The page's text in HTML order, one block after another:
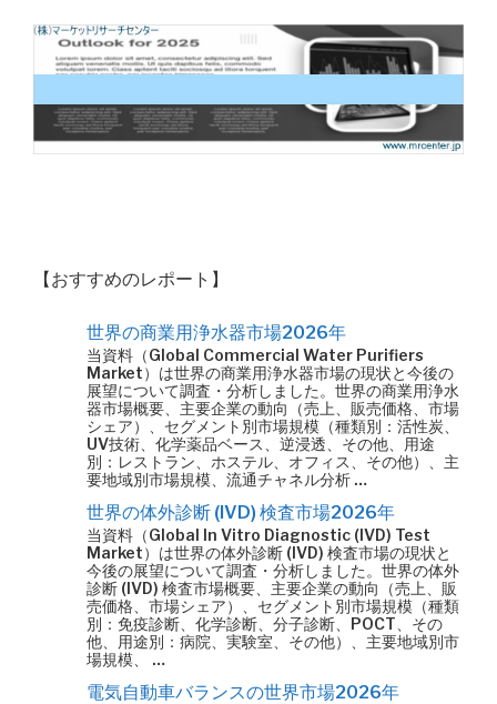
【おすすめのレポート】
世界の商業用浄水器市場2026年
当資料（Global Commercial Water Purifiers
Market）は世界の商業用浄水器市場の現状と今後の
展望について調査・分析しました。世界の商業用浄水
器市場概要、主要企業の動向（売上、販売価格、市場
シェア）、セグメント別市場規模（種類別：活性炭、
UV技術、化学薬品ベース、逆浸透、その他、用途
別：レストラン、ホステル、オフィス、その他）、主
要地域別市場規模、流通チャネル分析 …
世界の体外診断 (IVD) 検査市場2026年
当資料（Global In Vitro Diagnostic (IVD) Test
Market）は世界の体外診断 (IVD) 検査市場の現状と
今後の展望について調査・分析しました。世界の体外
診断 (IVD) 検査市場概要、主要企業の動向（売上、販
売価格、市場シェア）、セグメント別市場規模（種類
別：免疫診断、化学診断、分子診断、POCT、その
他、用途別：病院、実験室、その他）、主要地域別市
場規模、 …
電気自動車バランスの世界市場2026年